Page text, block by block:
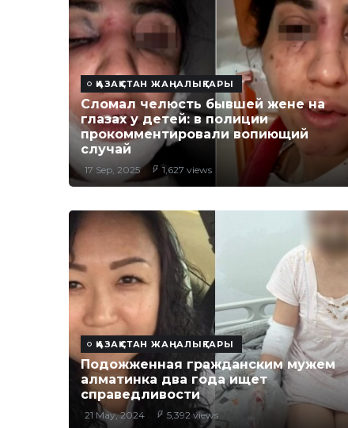
ҚАЗАҚСТАН ЖАҢАЛЫҚТАРЫ
Сломал челюсть бывшей жене на
глазах у детей: в полиции
прокомментировали вопиющий
случай
17 Sep, 2025 1,627 views
ҚАЗАҚСТАН ЖАҢАЛЫҚТАРЫ
Подожженная гражданским мужем
алматинка два года ищет
справедливости
21 May, 2024 5,392 views